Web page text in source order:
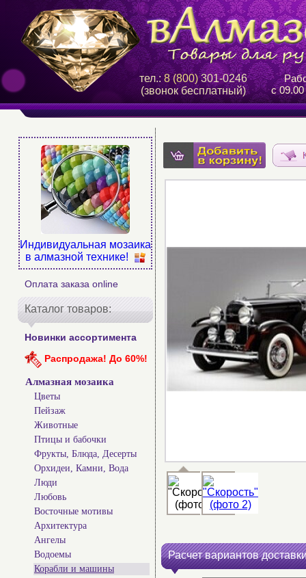
тел.:8 (800)301-0246
(звонок бесплатный)
с
Индивидуальная мозаика
в алмазной технике!
Оплата заказа online
Каталог товаров:
Новинки ассортимента
Распродажа! До 60%!
Алмазная мозаика
Цветы
Пейзаж
Животные
Птицы и бабочки
Фрукты, Блюда, Десерты
Орхидеи, Камни, Вода
Люди
Любовь
Восточные мотивы
Архитектура
Ангелы
Водоемы
Корабли и машины
Расчет вариантов